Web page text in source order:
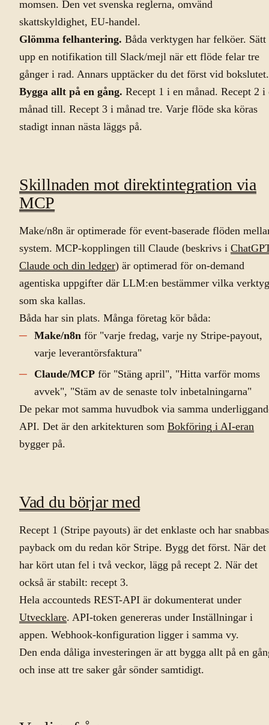
momsen. Den vet svenska reglerna, omvänd
skattskyldighet, EU-handel.
Glömma felhantering. Båda verktygen har felköer. Sätt
upp en notifikation till Slack/mejl när ett flöde felar tre
gånger i rad. Annars upptäcker du det först vid bokslutet.
Bygga allt på en gång. Recept 1 i en månad. Recept 2 i
månad till. Recept 3 i månad tre. Varje flöde ska köras
stadigt innan nästa läggs på.
Skillnaden mot direktintegration via
MCP
Make/n8n är optimerade för event-baserade flöden
system. MCP-kopplingen till Claude (beskrivs i
Claude och din ledger) är optimerad för on-demand
agentiska uppgifter där LLM:en bestämmer vilka verktyg
som ska kallas.
Båda har sin plats. Många företag kör båda:
Make/n8nför "varje fredag, varje ny Stripe-payout,
varje leverantörsfaktura"
Claude/MCPför "Stäng april", "Hitta varför moms
avvek", "Stäm av de senaste tolv inbetalningarna"
De pekar mot samma huvudbok via samma
API. Det är den arkitekturen som Bokföring i AI-eran
bygger på.
Vad du börjar med
Recept 1 (Stripe payouts) är det enklaste och har
payback om du redan kör Stripe. Bygg det först. När det
har kört utan fel i två veckor, lägg på recept 2. När det
också är stabilt: recept 3.
Hela accounteds REST-API är dokumenterat under
Utvecklare. API-token genereras under Inställningar i
appen. Webhook-konfiguration ligger i samma vy.
Den enda dåliga investeringen är att bygga allt på en
och inse att tre saker går sönder samtidigt.